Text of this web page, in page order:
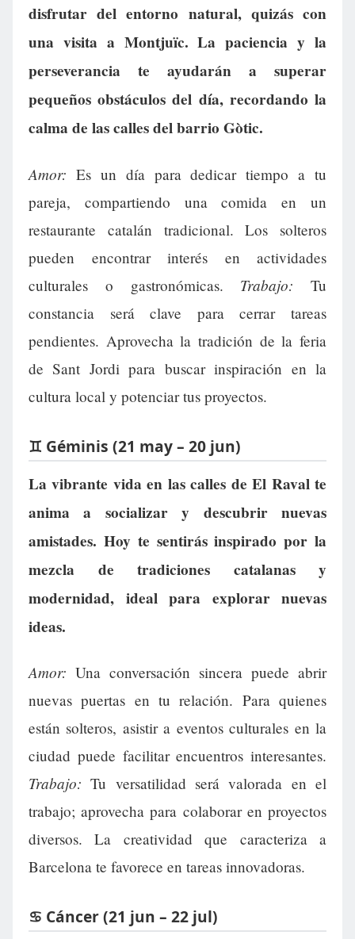
disfrutar del entorno natural, quizás con
una visita a Montjuïc. La paciencia y la
perseverancia te ayudarán a superar
pequeños obstáculos del día, recordando la
calma de las calles del barrio Gòtic.
Amor: Es un día para dedicar tiempo a tu
pareja, compartiendo una comida en un
restaurante catalán tradicional. Los solteros
pueden encontrar interés en actividades
culturales o gastronómicas. Trabajo: Tu
constancia será clave para cerrar tareas
pendientes. Aprovecha la tradición de la feria
de Sant Jordi para buscar inspiración en la
cultura local y potenciar tus proyectos.
♊ Géminis (21 may – 20 jun)
La vibrante vida en las calles de El Raval te
anima a socializar y descubrir nuevas
amistades. Hoy te sentirás inspirado por la
mezcla de tradiciones catalanas y
modernidad, ideal para explorar nuevas
ideas.
Amor: Una conversación sincera puede abrir
nuevas puertas en tu relación. Para quienes
están solteros, asistir a eventos culturales en la
ciudad puede facilitar encuentros interesantes.
Trabajo: Tu versatilidad será valorada en el
trabajo; aprovecha para colaborar en proyectos
diversos. La creatividad que caracteriza a
Barcelona te favorece en tareas innovadoras.
♋ Cáncer (21 jun – 22 jul)